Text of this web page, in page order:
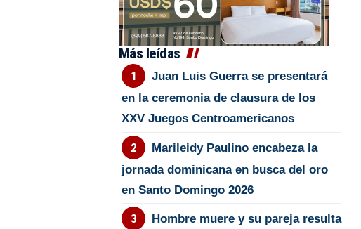
Más leídas
Juan Luis Guerra se presentará
en la ceremonia de clausura de los
XXV Juegos Centroamericanos
Marileidy Paulino encabeza la
jornada dominicana en busca del oro
en Santo Domingo 2026
Hombre muere y su pareja resulta